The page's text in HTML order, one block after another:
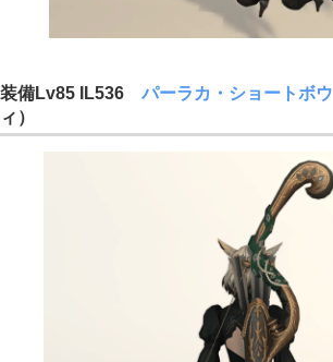
装備Lv85 IL536 パーラカ・ショートボウ
ィ）